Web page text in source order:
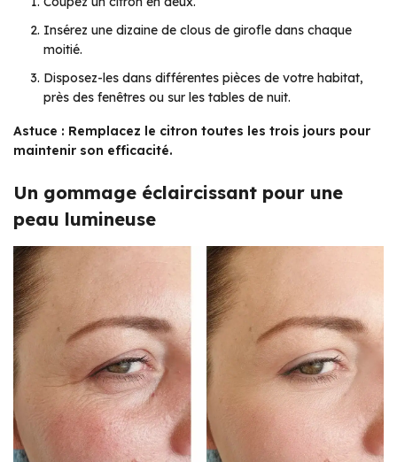
Insérez une dizaine de clous de girofle dans chaque
moitié.
Disposez-les dans différentes pièces de votre habitat,
près des fenêtres ou sur les tables de nuit.
Astuce : Remplacez le citron toutes les trois jours pour
maintenir son efficacité.
Un gommage éclaircissant pour une
peau lumineuse